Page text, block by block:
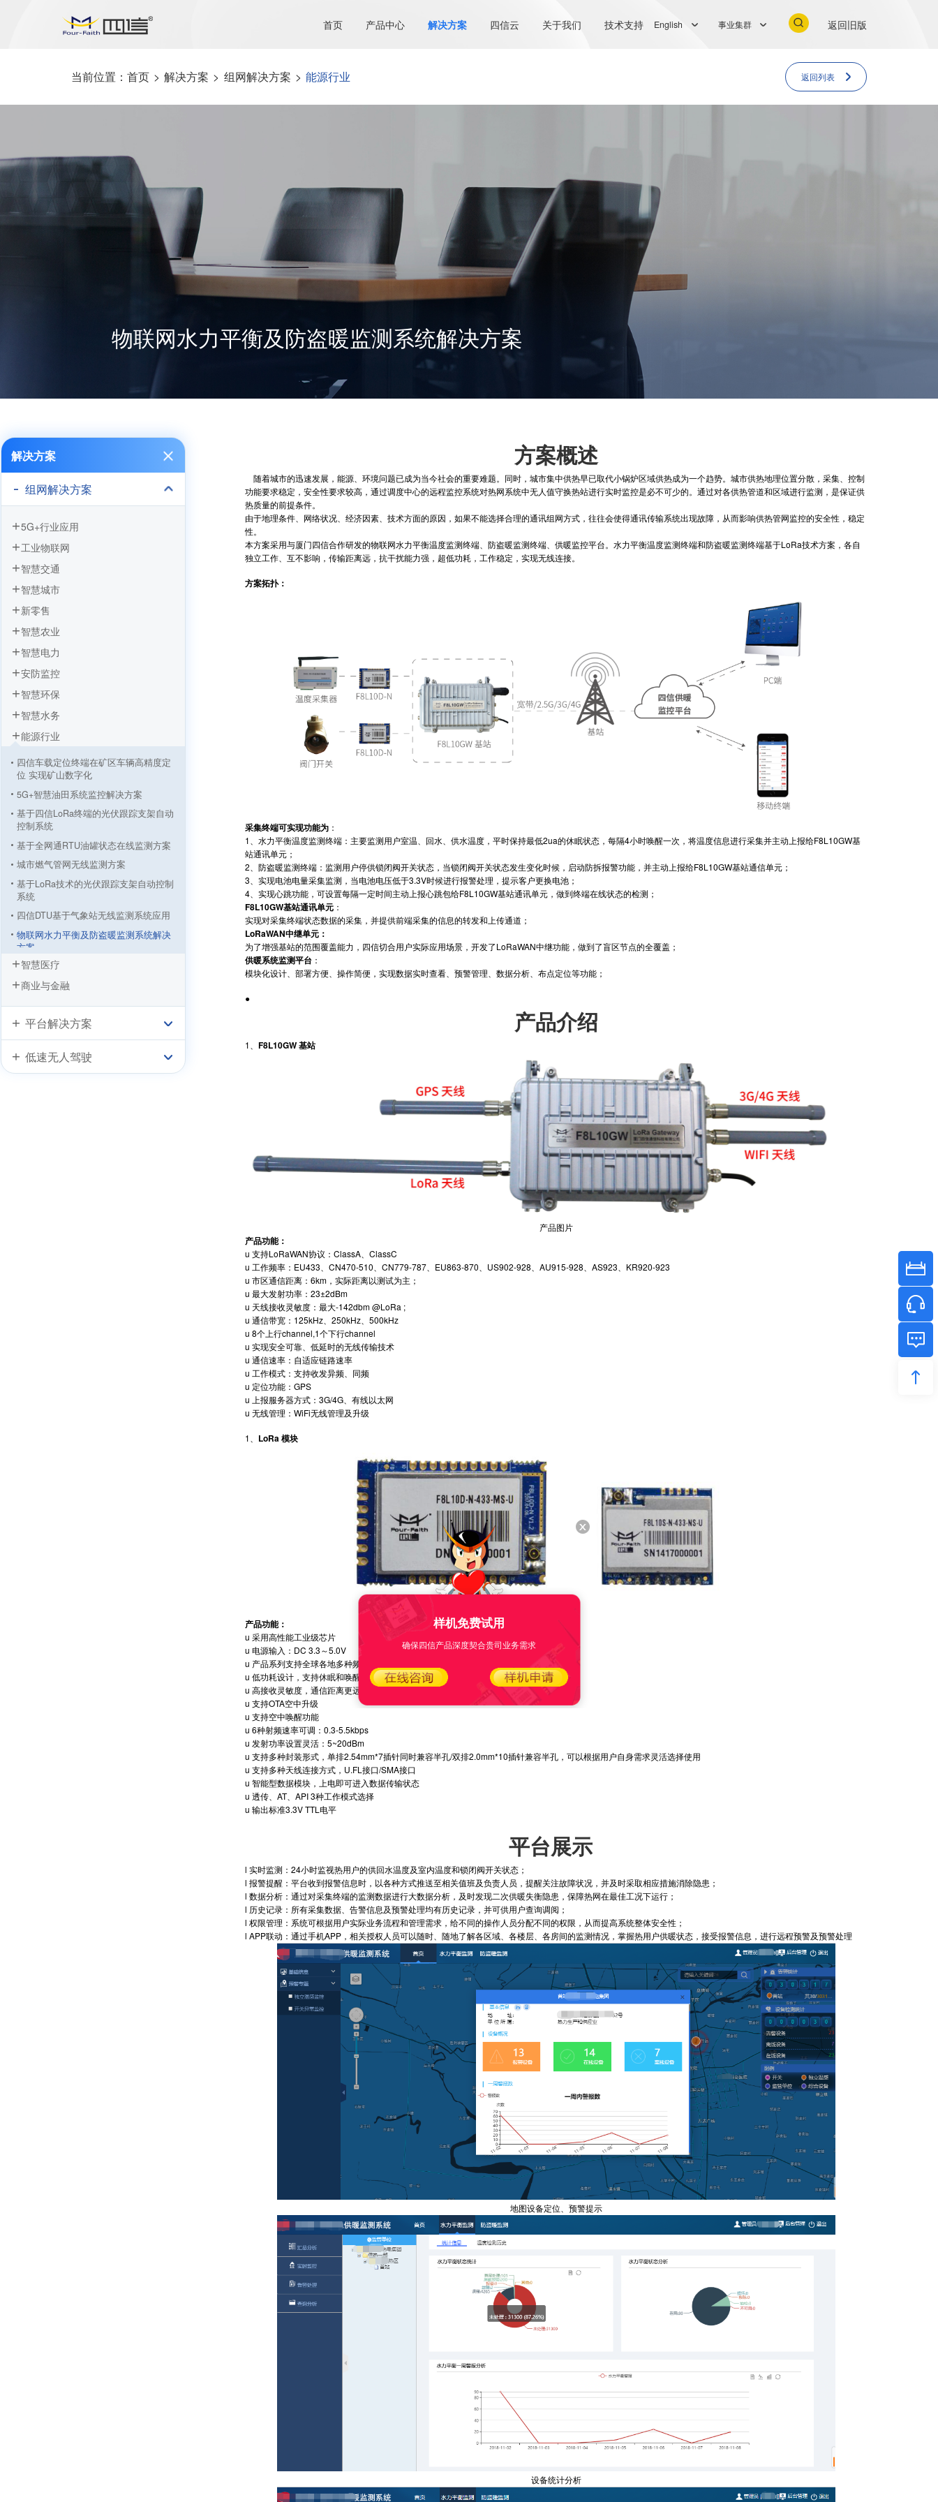
首页 产品中心 解决方案 四信云 关于我们 技术支持 English 事业集群 返回旧版
当前位置： 首页 > 解决方案 > 组网解决方案 > 能源行业 返回列表
物联网水力平衡及防盗暖监测系统解决方案
解决方案
组网解决方案
5G+行业应用
工业物联网
智慧交通
智慧城市
新零售
智慧农业
智慧电力
安防监控
智慧环保
智慧水务
能源行业
四信车载定位终端在矿区车辆高精度定
位 实现矿山数字化
5G+智慧油田系统监控解决方案
基于四信LoRa终端的光伏跟踪支架自动
控制系统
基于全网通RTU油罐状态在线监测方案
城市燃气管网无线监测方案
基于LoRa技术的光伏跟踪支架自动控制
系统
四信DTU基于气象站无线监测系统应用
物联网水力平衡及防盗暖监测系统解决
方案
“没有污染的GDP”，四信与达康书记一
起守护！
统
智慧医疗
商业与金融
平台解决方案
低速无人驾驶
方案概述
随着城市的迅速发展，能源、环境问题已成为当今社会的重要难题。同时，城市集中供热早已取代小锅炉区域供热成为一个趋势。城市供热地理位置分散，采集、控制
功能要求稳定，安全性要求较高，通过调度中心的远程监控系统对热网系统中无人值守换热站进行实时监控是必不可少的。通过对各供热管道和区域进行监测，是保证供
热质量的前提条件。
由于地理条件、网络状况、经济因素、技术方面的原因，如果不能选择合理的通讯组网方式，往往会使得通讯传输系统出现故障，从而影响供热管网监控的安全性，稳定
性。
本方案采用与厦门四信合作研发的物联网水力平衡温度监测终端、防盗暖监测终端、供暖监控平台。水力平衡温度监测终端和防盗暖监测终端基于LoRa技术方案，各自
独立工作、互不影响，传输距离远，抗干扰能力强，超低功耗，工作稳定，实现无线连接。
方案拓扑：
采集终端可实现功能为 ：
1、水力平衡温度监测终端：主要监测用户室温、回水、供水温度，平时保持最低2ua的休眠状态，每隔4小时唤醒一次，将温度信息进行采集并主动上报给F8L10GW基
站通讯单元；
2、防盗暖监测终端：监测用户停供锁闭阀开关状态，当锁闭阀开关状态发生变化时候，启动防拆报警功能，并主动上报给F8L10GW基站通信单元；
3、实现电池电量采集监测，当电池电压低于3.3V时候进行报警处理，提示客户更换电池；
4、实现心跳功能，可设置每隔一定时间主动上报心跳包给F8L10GW基站通讯单元，做到终端在线状态的检测；
F8L10GW基站通讯单元 ：
实现对采集终端状态数据的采集，并提供前端采集的信息的转发和上传通道；
LoRaWAN中继单元：
为了增强基站的范围覆盖能力，四信切合用户实际应用场景，开发了LoRaWAN中继功能，做到了盲区节点的全覆盖；
供暖系统监测平台 ：
模块化设计、部署方便、操作简便，实现数据实时查看、预警管理、数据分析、布点定位等功能；
●
产品介绍
1、 F8L10GW 基站
产品图片
产品功能：
u 支持LoRaWAN协议：ClassA、ClassC
u 工作频率：EU433、CN470-510、CN779-787、EU863-870、US902-928、AU915-928、AS923、KR920-923
u 市区通信距离：6km，实际距离以测试为主；
u 最大发射功率：23±2dBm
u 天线接收灵敏度：最大-142dbm @LoRa ;
u 通信带宽：125kHz、250kHz、500kHz
u 8个上行channel,1个下行channel
u 实现安全可靠、低延时的无线传输技术
u 通信速率：自适应链路速率
u 工作模式：支持收发异频、同频
u 定位功能：GPS
u 上报服务器方式：3G/4G、有线以太网
u 无线管理：WiFi无线管理及升级
1、 LoRa 模块
产品功能：
u 采用高性能工业级芯片
u 电源输入：DC 3.3～5.0V
u 产品系列支持全球各地多种频段:433/470/780/868/915 MHz 
u 低功耗设计，支持休眠和唤醒模式
u 高接收灵敏度，通信距离更远
u 支持OTA空中升级
u 支持空中唤醒功能
u 6种射频速率可调：0.3-5.5kbps
u 发射功率设置灵活：5~20dBm
u 支持多种封装形式，单排2.54mm*7插针同时兼容半孔/双排2.0mm*10插针兼容半孔，可以根据用户自身需求灵活选择使用
u 支持多种天线连接方式，U.FL接口/SMA接口
u 智能型数据模块，上电即可进入数据传输状态
u 透传、AT、API 3种工作模式选择
u 输出标准3.3V TTL电平
平台展示
l 实时监测：24小时监视热用户的供回水温度及室内温度和锁闭阀开关状态；
l 报警提醒：平台收到报警信息时，以各种方式推送至相关值班及负责人员，提醒关注故障状况，并及时采取相应措施消除隐患；
l 数据分析：通过对采集终端的监测数据进行大数据分析，及时发现二次供暖失衡隐患，保障热网在最佳工况下运行；
l 历史记录：所有采集数据、告警信息及预警处理均有历史记录，并可供用户查询调阅；
l 权限管理：系统可根据用户实际业务流程和管理需求，给不同的操作人员分配不同的权限，从而提高系统整体安全性；
l APP联动：通过手机APP，相关授权人员可以随时、随地了解各区域、各楼层、各房间的监测情况，掌握热用户供暖状态，接受报警信息，进行远程预警及预警处理
地图设备定位、预警提示
设备统计分析
样机免费试用
确保四信产品深度契合贵司业务需求